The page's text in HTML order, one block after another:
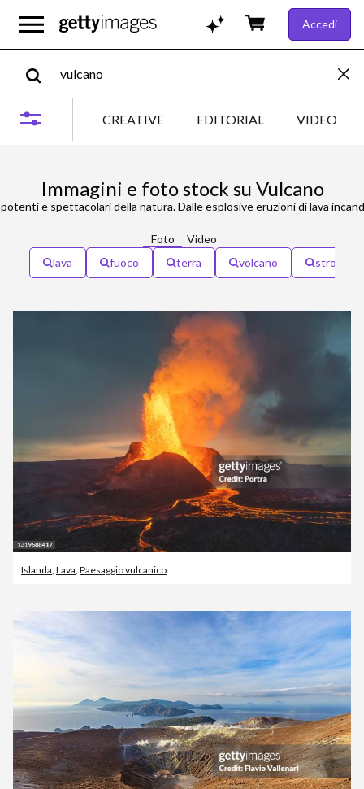
Accedi
CREATIVE EDITORIAL VIDEO
Immagini e foto stock su Vulcano
Foto
Video
lava
fuoco terra volcano stromboli
Islanda, Lava, Paesaggio vulcanico